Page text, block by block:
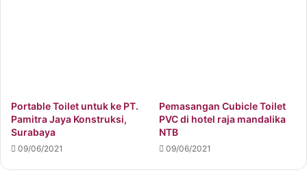
Portable Toilet untuk ke PT.
Pamitra Jaya Konstruksi,
Surabaya
09/06/2021
Pemasangan Cubicle Toilet
PVC di hotel raja mandalika
NTB
09/06/2021